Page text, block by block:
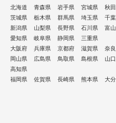
北海道 青森県 岩手県 宮城県 秋
茨城県
栃木県 群馬県 埼玉県 千
新潟県
山梨県 長野県 石川県 富
愛知県
岐阜県 静岡県
三重県
大阪府
兵庫県 京都府 滋賀県 奈
岡山県
広島県 鳥取県 島根県 山
高知県
福岡県
佐賀県 長崎県 熊本県 大